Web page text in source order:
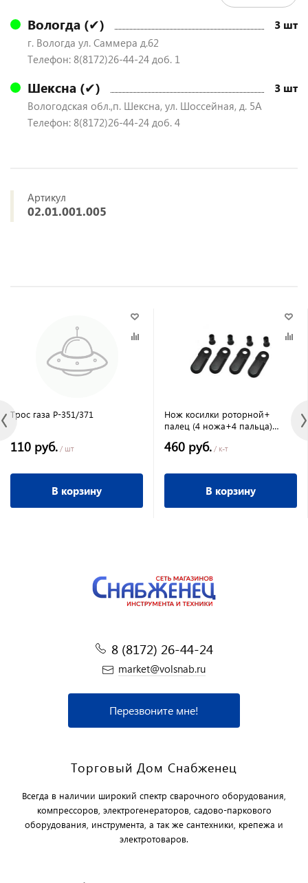
Вологда (✔) 3 шт
г. Вологда ул. Саммера д.62
Телефон: 8(8172)26-44-24 доб. 1
Шексна (✔) 3 шт
Вологодская обл.,п. Шексна, ул. Шоссейная, д. 5А
Телефон: 8(8172)26-44-24 доб. 4
Артикул
02.01.001.005
Трос газа P-351/371
110 руб. / шт
В корзину
Нож косилки роторной+
палец (4 ножа+4 пальца)
460 руб. / к-т
В корзину
8 (8172) 26-44-24
market@volsnab.ru
Перезвоните мне!
Торговый Дом Снабженец
Всегда в наличии широкий спектр сварочного оборудования,
компрессоров, электрогенераторов, садово-паркового
оборудования, инструмента, а так же сантехники, крепежа и
электротоваров.